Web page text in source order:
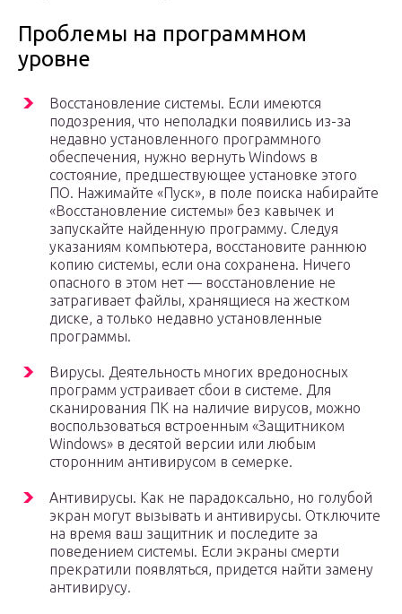
Проблемы на программном
уровне
Восстановление системы. Если имеются
подозрения, что неполадки появились из-за
недавно установленного программного
обеспечения, нужно вернуть Windows в
состояние, предшествующее установке этого
ПО. Нажимайте «Пуск», в поле поиска набирайте
«Восстановление системы» без кавычек и
запускайте найденную программу. Следуя
указаниям компьютера, восстановите раннюю
копию системы, если она сохранена. Ничего
опасного в этом нет — восстановление не
затрагивает файлы, хранящиеся на жестком
диске, а только недавно установленные
программы.
Вирусы. Деятельность многих вредоносных
программ устраивает сбои в системе. Для
сканирования ПК на наличие вирусов, можно
воспользоваться встроенным «Защитником
Windows» в десятой версии или любым
сторонним антивирусом в семерке.
Антивирусы. Как не парадоксально, но голубой
экран могут вызывать и антивирусы. Отключите
на время ваш защитник и последите за
поведением системы. Если экраны смерти
прекратили появляться, придется найти замену
антивирусу.